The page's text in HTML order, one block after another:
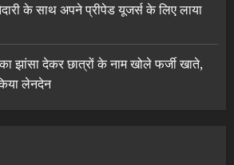
के साथ अपने प्रीपेड यूजर्स के लिए लाया
झांसा देकर छात्रों के नाम खोले फर्जी खाते,
लेनदेन